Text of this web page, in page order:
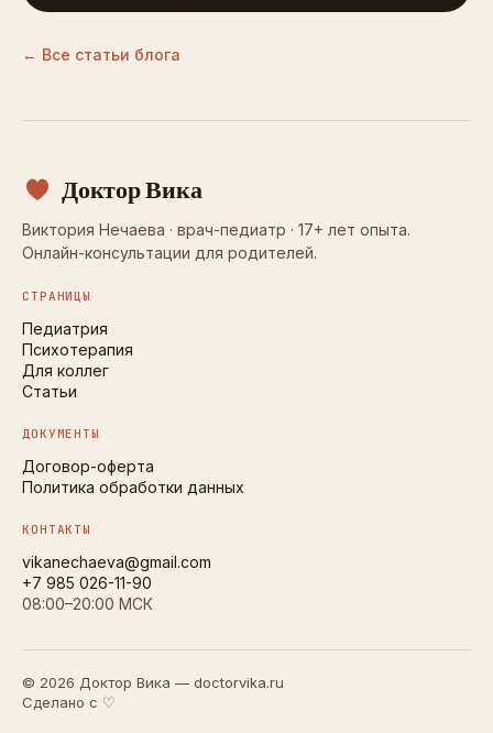
← Все статьи блога
Доктор Вика
Виктория Нечаева · врач-педиатр · 17+ лет опыта.
Онлайн-консультации для родителей.
СТРАНИЦЫ
Педиатрия
Психотерапия
Для коллег
Статьи
ДОКУМЕНТЫ
Договор-оферта
Политика обработки данных
КОНТАКТЫ
vikanechaeva@gmail.com
+7 985 026-11-90
08:00–20:00 МСК
© 2026 Доктор Вика — doctorvika.ru
Сделано с ♡